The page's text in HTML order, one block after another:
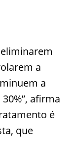
a
a
afirma
é
que